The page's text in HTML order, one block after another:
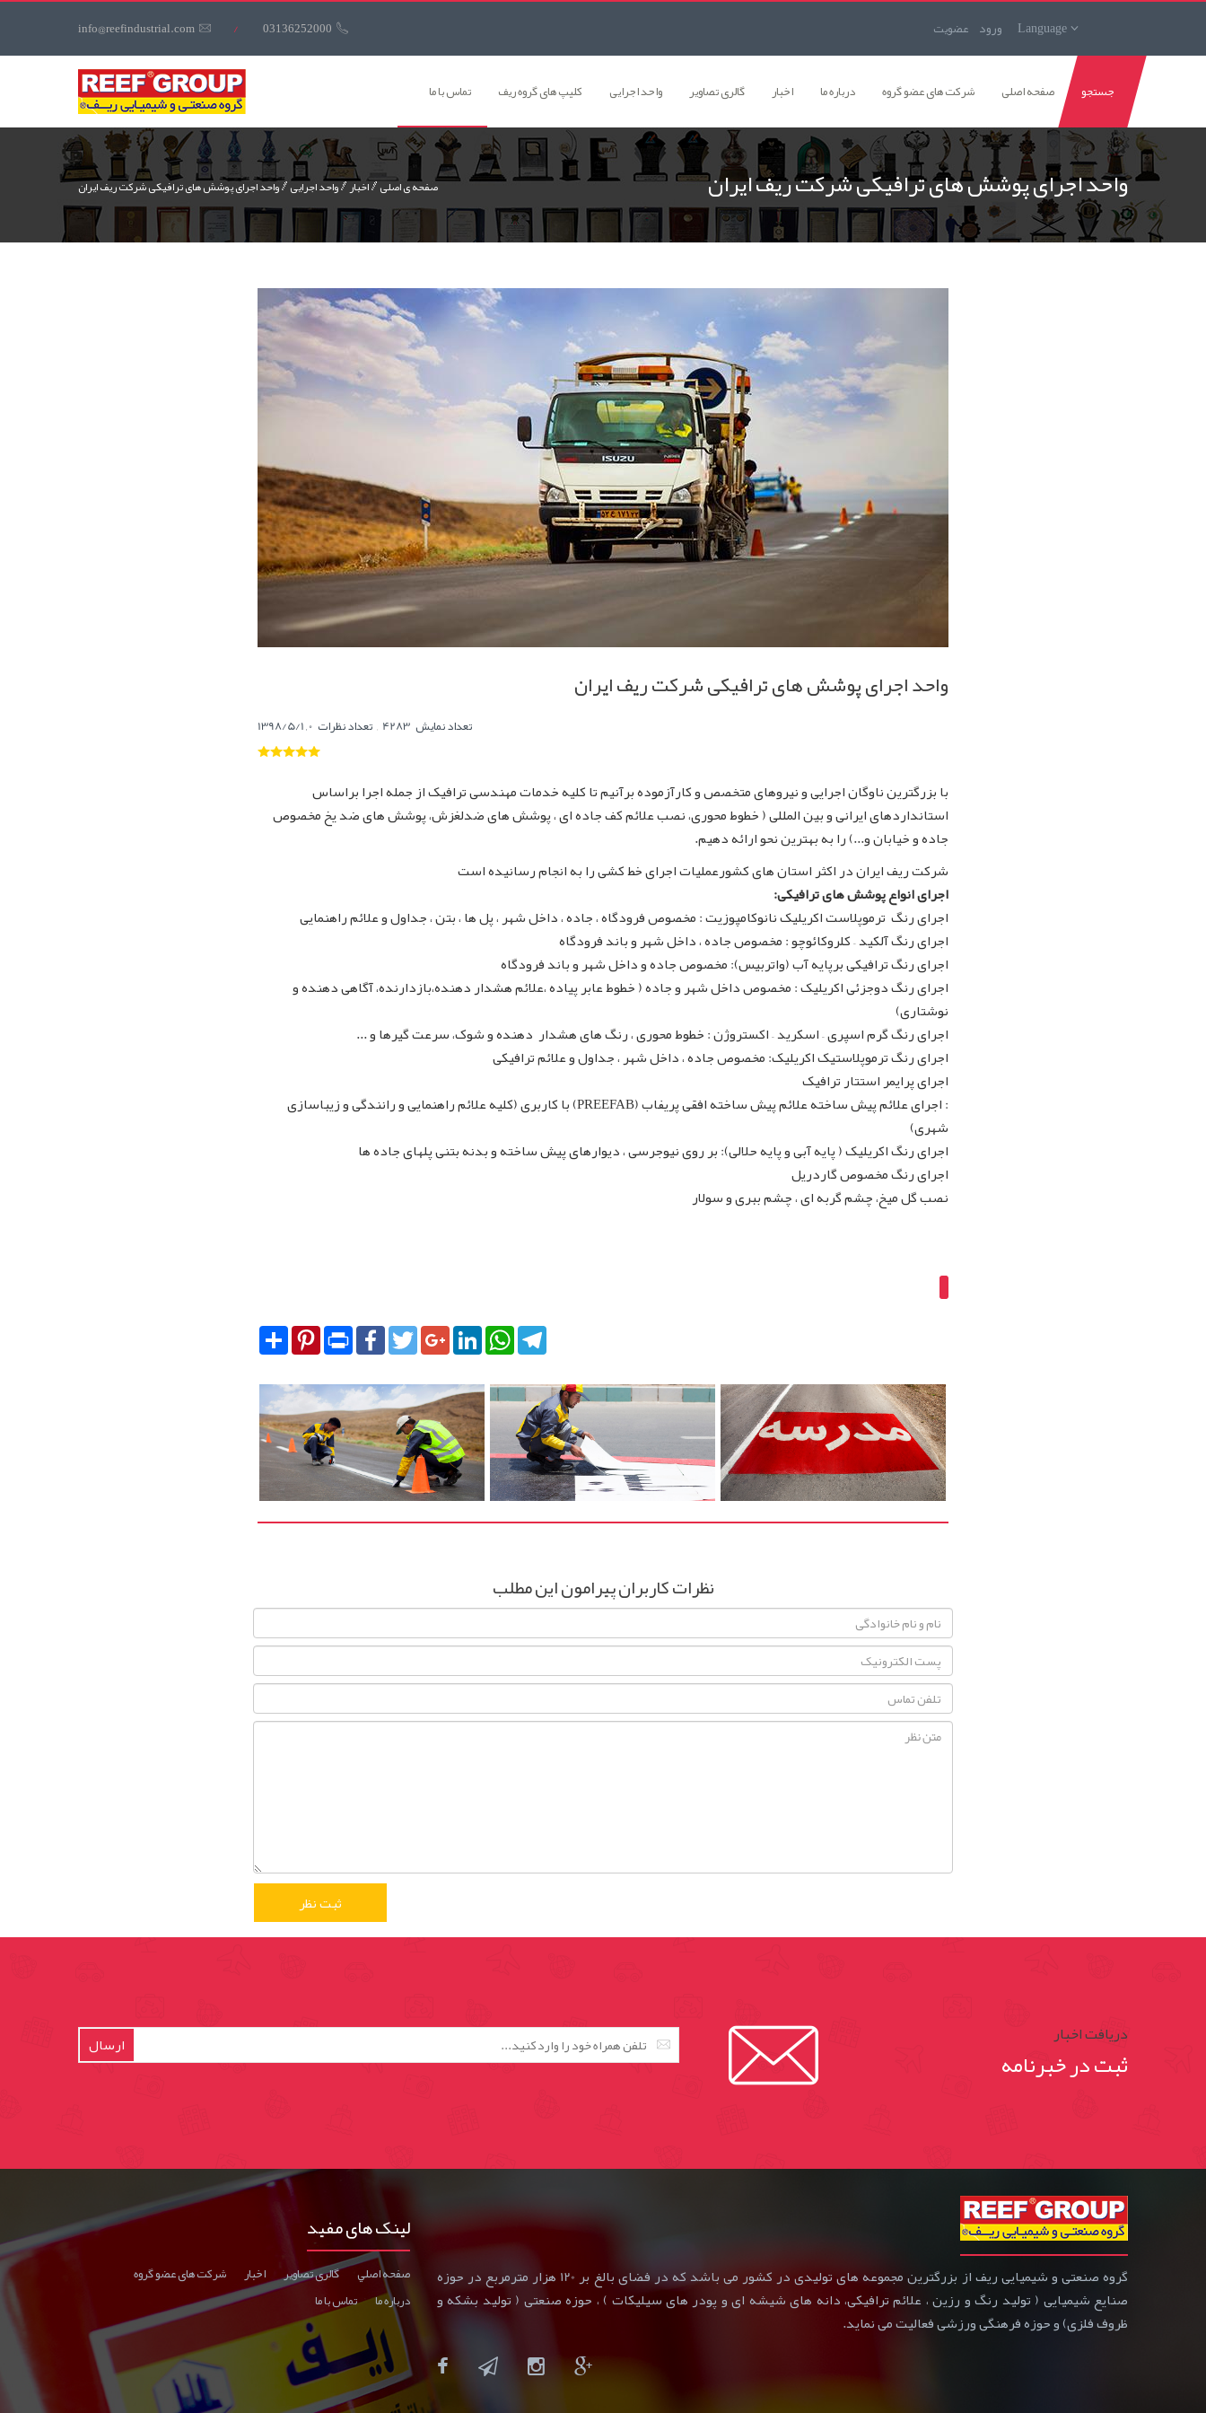
info@reefindustrial.com / 03136252000 عضويت ورود Language
منوی
کاربری
جستجو صفحه اصلی شرکت های عضو گروه درباره ما اخبار گالری تصاوير واحد اجرایی کلیپ های گروه ریف تماس با ما
صفحه ی اصلی اخبار واحد اجرایی واحد اجرای پوشش های ترافیکی شرکت ریف ایران واحد اجرای پوشش های ترافیکی شرکت ریف ایران
واحد اجرای پوشش های ترافیکی شرکت ریف ایران
1398/5/1, تعداد نمایش ,تعداد نظرات
با بزرگترین ناوگان اجرایی و نیروهای متخصص و کارآزموده برآنیم تا کلیه خدمات مهندسی ترافیک از جمله اجرا براساس
استانداردهای ایرانی و بین المللی ( خطوط محوری، نصب علائم کف جاده ای ، پوشش های ضدلغزش، پوشش های ضد یخ مخصوص
جاده و خیابان و...) را به بهترین نحو ارائه دهیم.
شرکت ریف ایراندر اکثر استان های کشورعملیات اجرای خط کشی را به انجام رسانیده است
:اجرای انواع پوشش های ترافیکی
اجرای رنگ ترموپلاست اکریلیک نانوکامپوزیت : مخصوص فرودگاه ، جاده ، داخل شهر ، پل ها ، بتن ، جداول و علائم راهنمایی
اجرای رنگ آلکید – کلروکائوچو : مخصوص جاده ، داخل شهر و باند فرودگاه
اجرای رنگ ترافیکی برپایه آب (واتربیس): مخصوص جاده و داخل شهر و باند فرودگاه
اجرای رنگ دوجزئی اکریلیک : مخصوص داخل شهر و جاده ( خطوط عابر پیاده ،علائم هشدار دهنده،بازدارنده، آگاهی دهنده و
نوشتاری)
... اجرای رنگ گرم اسپری – اسکرید – اکستروژن : خطوط محوری ، رنگ های هشدار دهنده و شوک، سرعت گیرها و
اجرای رنگ ترموپلاستیک اکریلیک: مخصوص جاده ، داخل شهر ، جداول و علائم ترافیکی
اجرای پرایمر استتار ترافیک
: اجرای علائم پیش ساخته علائم پیش ساخته افقی پریفاب (PREEFAB) با کاربری (کلیه علائم راهنمایی و رانندگی و زیباسازی
شهری)
اجرای رنگ اکریلیک ( پایه آبی و پایه حلالی): بر روی نیوجرسی ، دیوارهای پیش ساخته و بدنه بتنی پلهای جاده ها
اجرای رنگ مخصوص گاردریل
نصب گل میخ، چشم گربه ای ، چشم ببری و سولار
SharePinterestPrint FacebookTwitterGoogle+LinkedInWhatsApp
نظرات کاربران پیرامون این مطلب
دریافت اخبار
ثبت در خبرنامه ارسال
گروه صنعتی و شیمیایی ریف از بزرگترین مجموعه های تولیدی در کشور می باشد که در فضای بالغ بر 120 هزار مترمربع در حوزه
صنایع شیمیایی ( تولید رنگ و رزین ، علائم ترافیکی، دانه های شیشه ای و پودر های سیلیکات ) ، حوزه صنعتی ( تولید بشکه و
ظروف فلزی) و حوزه فرهنگی ورزشی فعالیت می نماید.
لینک های مفید
صفحه اصلي گالری تصاوير اخبار
شرکت های عضو گروه
درباره ما
تماس با ما